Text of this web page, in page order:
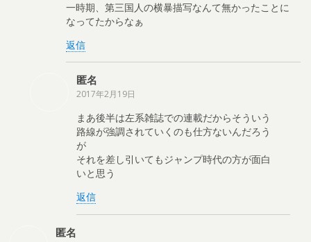
一時期、第三国人の横暴描写なんて無かったことに
なってたからなぁ
返信
匿名
2017年2月19日
まあ後半は左系雑誌での連載だからそういう
路線が強調されていくのも仕方ないんだろう
が
それを差し引いてもジャンプ時代の方が面白
いと思う
返信
匿名